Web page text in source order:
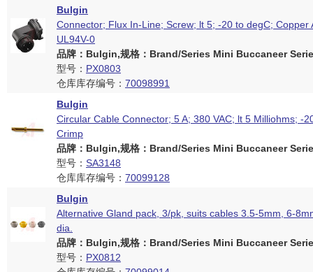
Bulgin
Connector; Flux In-Line; Screw; lt 5; -20 to degC; Copper
UL94V-0
品牌：Bulgin,规格：Brand/Series Mini Buccaneer
型号： PX0803
仓库库存编号： 70098991
Bulgin
Circular Cable Connector; 5 A; 380 VAC; lt 5 Milliohms; -
Crimp
品牌：Bulgin,规格：Brand/Series Mini Buccaneer
型号： SA3148
仓库库存编号： 70099128
Bulgin
Alternative Gland pack, 3/pk, suits cables 3.5-5mm, 6-
dia.
品牌：Bulgin,规格：Brand/Series Mini Buccaneer
型号： PX0812